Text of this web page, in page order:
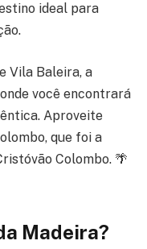
ideal para
Vila Baleira, a
você encontrará
Aproveite
que foi a
Colombo. 🌴
Madeira?